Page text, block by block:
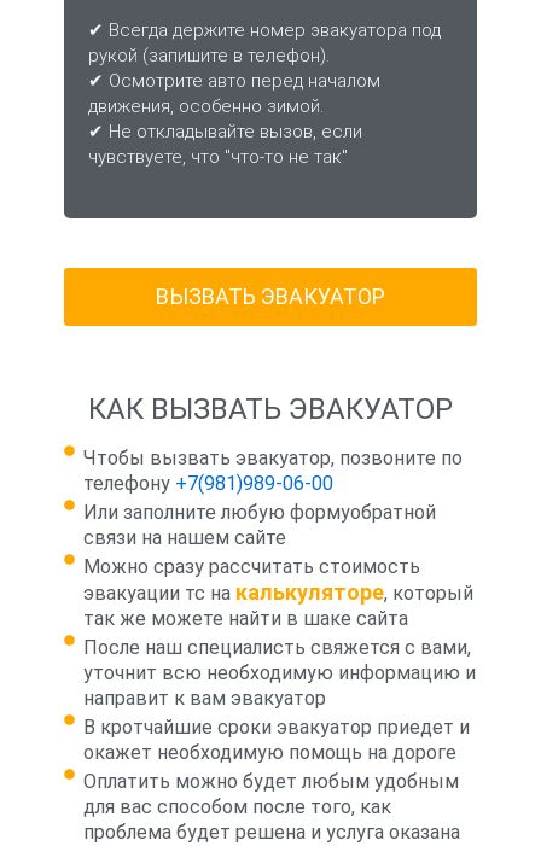
✔ Всегда держите номер эвакуатора под
рукой (запишите в телефон).
✔ Осмотрите авто перед началом
движения, особенно зимой.
✔ Не откладывайте вызов, если
чувствуете, что "что-то не так"
ВЫЗВАТЬ ЭВАКУАТОР
КАК ВЫЗВАТЬ ЭВАКУАТОР
Чтобы вызвать эвакуатор, позвоните по
телефону +7(981)989-06-00
Или заполните любую формуобратной
связи на нашем сайте
Можно сразу рассчитать стоимость
эвакуации тс на калькуляторе, который
так же можете найти в шаке сайта
После наш специалисть свяжется с вами,
уточнит всю необходимую информацию и
направит к вам эвакуатор
В кротчайшие сроки эвакуатор приедет и
окажет необходимую помощь на дороге
Оплатить можно будет любым удобным
для вас способом после того, как
проблема будет решена и услуга оказана